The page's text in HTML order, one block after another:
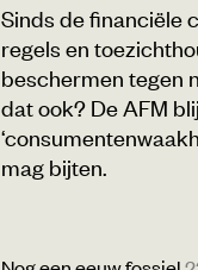
Sinds de financiële
regels en
beschermen tegen
dat ook? De AFM
mag bijten.